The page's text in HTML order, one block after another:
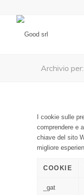
Archivio
I cookie sulle
comprendere e
chiave del sito
migliore
COOKIE
_gat